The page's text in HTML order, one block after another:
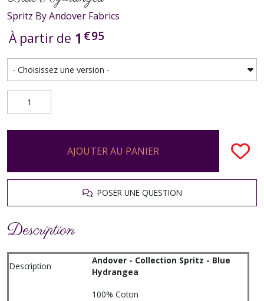
Spritz By Andover Fabrics
À partir de 1 €95
AJOUTER AU PANIER
POSER UNE QUESTION
Description
Description
Andover - Collection Spritz - Blue
Hydrangea
100% Coton